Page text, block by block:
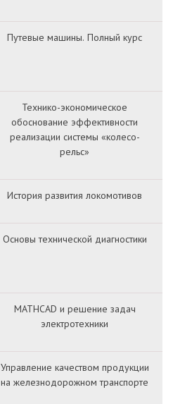
Путевые машины. Полный курс
Технико-экономическое
обоснование эффективности
реализации системы «колесо-
рельс»
История развития локомотивов
Основы технической диагностики
MATHCAD и решение задач
электротехники
Управление качеством продукции
на железнодорожном транспорте